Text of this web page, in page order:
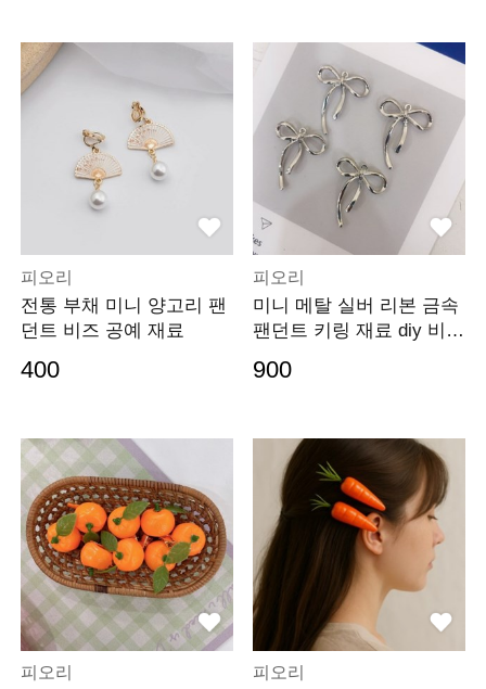
피오리
전통 부채 미니 양고리 팬
던트 비즈 공예 재료
400
피오리
미니 메탈 실버 리본 금속
팬던트 키링 재료 diy 비즈
900
피오리 피오리